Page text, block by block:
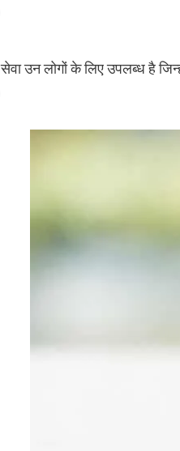
उन लोगों के लिए उपलब्ध है